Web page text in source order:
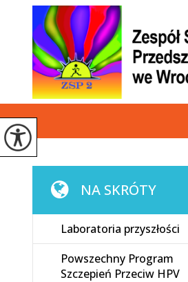
NA SKRÓTY
Laboratoria przyszłości
Powszechny Program
Szczepień Przeciw HPV